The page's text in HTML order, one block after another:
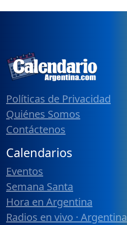
Políticas de Privacidad
Quiénes Somos
Contáctenos
Calendarios
Eventos
Semana Santa
Hora en Argentina
Radios en vivo · Argentina